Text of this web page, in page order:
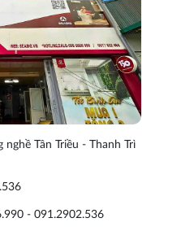
nghề Tân Triều - Thanh Trì
- 091.2902.536